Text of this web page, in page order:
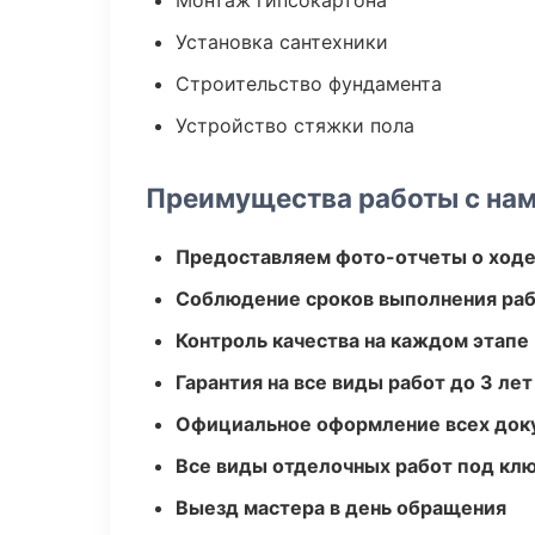
Установка сантехники
Строительство фундамента
Устройство стяжки пола
Преимущества работы с
Предоставляем фото-отчеты о
Соблюдение сроков выполнения
Контроль качества на каждом этапе
Гарантия на все виды работ до 3 лет
Официальное оформление всех
Все виды отделочных работ под
Выезд мастера в день обращения